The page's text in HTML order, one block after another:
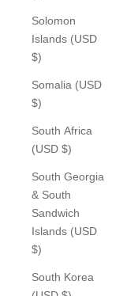
Solomon
Islands (USD
$)
Somalia (USD
$)
South Africa
(USD $)
South Georgia
& South
Sandwich
Islands (USD
$)
South Korea